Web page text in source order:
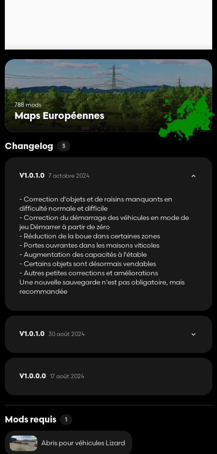
788 mods
Maps Européennes
Changelog 3
V1.0.1.0 7 octobre 2024
- Correction d'objets et de raisins manquants en
difficulté normale et difficile
- Correction du démarrage des véhicules en mode de
jeu Démarrer à partir de zéro
- Réduction de la boue dans certaines zones
- Portes ouvrantes dans les maisons viticoles
- Augmentation des capacités à l'étable
- Certains objets sont désormais vendables
- Autres petites corrections et améliorations
Une nouvelle sauvegarde n'est pas obligatoire, mais
recommandée
V1.0.1.0 30 août 2024
V1.0.0.0 17 août 2024
Mods requis 1
Abris pour véhicules Lizard